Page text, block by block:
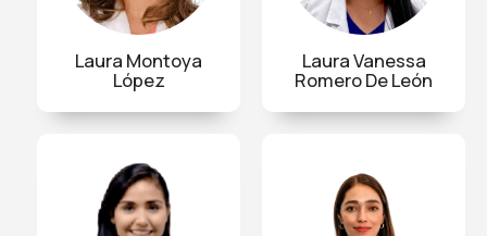
Laura Montoya
López
Laura Vanessa
Romero De León